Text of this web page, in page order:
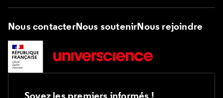
Nous contacterNous soutenirNous rejoindre